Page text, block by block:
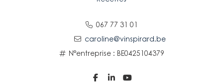
067 77 31 01
caroline@vinspirard.be
N°entreprise : BE0425104379
  